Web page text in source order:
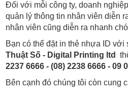
Đối với mỗi công ty, doanh
quản lý thông tin nhân viên diễn
nhân viên cũng diễn ra nhanh
Bạn có thể đặt in thẻ nhựa ID
Thuật Số - Digital Printing ltd
2237 6666 - (08) 2238 6666 - 09
Bên cạnh đó chúng tôi còn cung